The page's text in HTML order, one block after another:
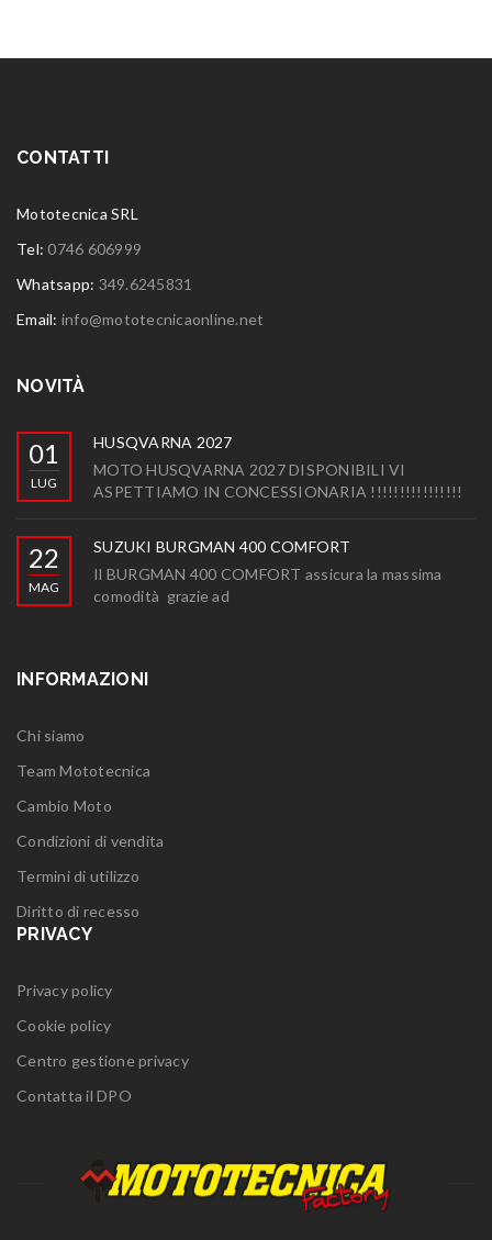
CONTATTI
Mototecnica SRL
Tel:0746 606999
Whatsapp: 349.6245831
Email: info@mototecnicaonline.net
NOVITÀ
01
LUG
HUSQVARNA 2027
MOTO HUSQVARNA 2027 DISPONIBILI VI
ASPETTIAMO IN CONCESSIONARIA !!!!!!!!!!!!!!!!
22
MAG
SUZUKI BURGMAN 400 COMFORT
Il BURGMAN 400 COMFORT assicura la massima
comodità grazie ad
INFORMAZIONI
Chi siamo
Team Mototecnica
Cambio Moto
Condizioni di vendita
Termini di utilizzo
Diritto di recesso
PRIVACY
Privacy policy
Cookie policy
Centro gestione privacy
Contatta il DPO